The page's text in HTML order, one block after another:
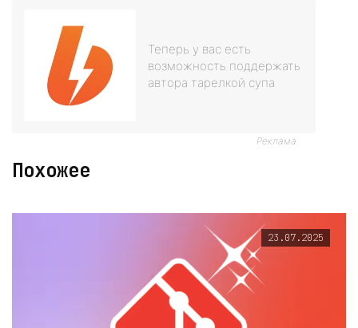
Теперь у вас есть
возможность поддержать
автора тарелкой супа
Реклама
Похожее
23.07.2025